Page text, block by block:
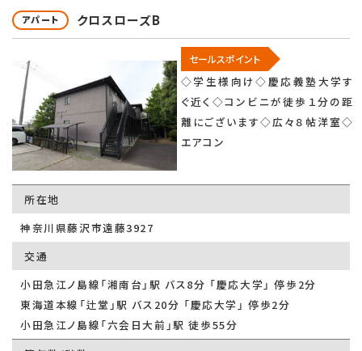
アパート クロスローズB
セールスポイント
◇学生様向け◇慶応義塾大学す
ぐ近く◇コンビニが徒歩１分の距
離にございます◇広々８帖洋室◇
エアコン
所在地
神奈川県藤沢市遠藤3927
交通
小田急江ノ島線「湘南台」駅 バス8分 「慶応大学」 停歩2分
東海道本線「辻堂」駅 バス20分 「慶応大学」 停歩2分
小田急江ノ島線「六会日大前」駅 徒歩55分